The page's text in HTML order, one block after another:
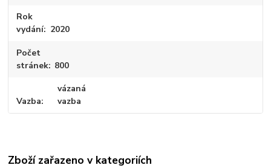
Rok
vydání
2020
Počet
stránek 800
Vazba
vázaná
vazba
Zboží zařazeno v kategoriích